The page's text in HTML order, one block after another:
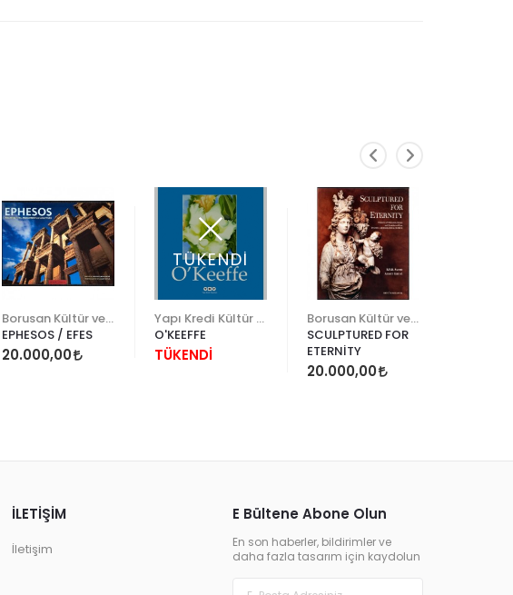
EPHESOS / EFES
20.000,00
TÜKENDİ
O'KEEFFE
TÜKENDİ
SCULPTURED FOR
ETERNİTY
20.000,00
E Bültene Abone Olun
En son haberler, bildirimler ve
daha fazla tasarım için kaydolun
İLETİŞİM
İletişim